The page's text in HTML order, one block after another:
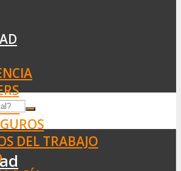
DEL TRABAJO